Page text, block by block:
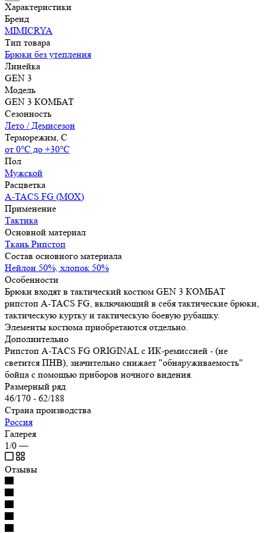
Характеристики
Бренд
MIMICRYA
Тип товара
Брюки без утепления
Линейка
GEN 3
Модель
GEN 3 КОМБАТ
Сезонность
Лето / Демисезон
Терморежим, C
от 0°С до +30°С
Пол
Мужской
Расцветка
A-TACS FG (МОХ)
Применение
Тактика
Основной материал
Ткань Рипстоп
Состав основного материала
Нейлон 50%, хлопок 50%
Особенности
Брюки входят в тактический костюм GEN 3 КОМБАТ
рипстоп A-TACS FG, включающий в себя тактические брюки,
тактическую куртку и тактическую боевую рубашку.
Элементы костюма приобретаются отдельно.
Дополнительно
Рипстоп A-TACS FG ORIGINAL с ИК-ремиссией - (не
светится ПНВ), значительно снижает "обнаруживаемость"
бойца с помощью приборов ночного видения.
Размерный ряд
46/170 - 62/188
Страна производства
Россия
Галерея
1/0 —
Отзывы